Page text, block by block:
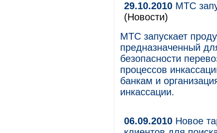
29.10.2010 МТС
(Новости)
МТС запускает
предназначенный
безопасности
процессов
банкам и
инкассации.
06.09.2010 Новое